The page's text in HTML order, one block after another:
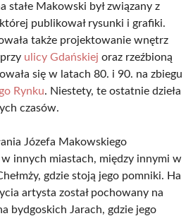
stałe Makowski był związany z
publikował rysunki i grafiki.
także projektowanie wnętrz
ulicy Gdańskiej oraz rzeźbioną
się w latach 80. i 90. na zbiegu
Rynku. Niestety, te ostatnie dzieła
czasów.
Józefa Makowskiego
innych miastach, między innymi w
gdzie stoją jego pomniki. На
artysta został pochowany na
bydgoskich Jarach, gdzie jego